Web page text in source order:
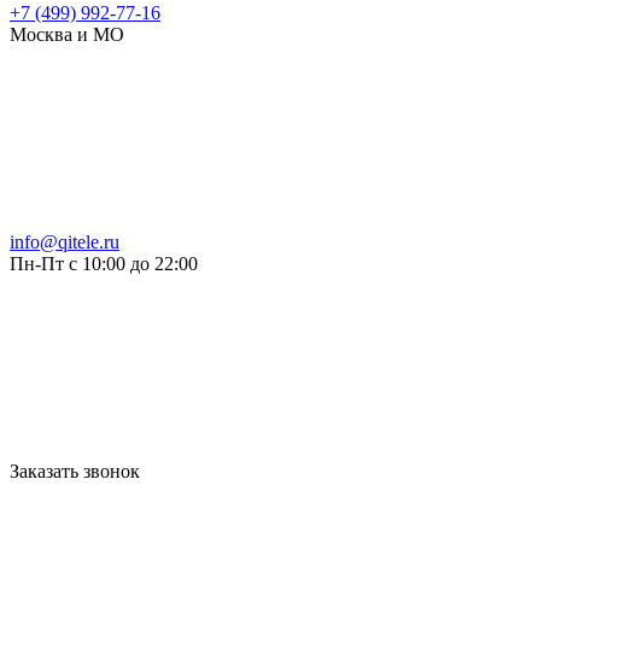
+7 (499) 992-77-16
Москва и МО
info@qitele.ru
Пн-Пт с 10:00 до 22:00
Заказать звонок